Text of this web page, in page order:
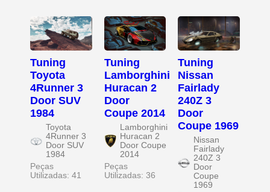
Tuning
Toyota
4Runner 3
Door SUV
1984
Toyota
4Runner 3
Door SUV
1984
Peças
Utilizadas: 41
Tuning
Lamborghini
Huracan 2
Door
Coupe 2014
Lamborghini
Huracan 2
Door Coupe
2014
Peças
Utilizadas: 36
Tuning
Nissan
Fairlady
240Z 3
Door
Coupe 1969
Nissan
Fairlady
240Z 3
Door
Coupe
1969